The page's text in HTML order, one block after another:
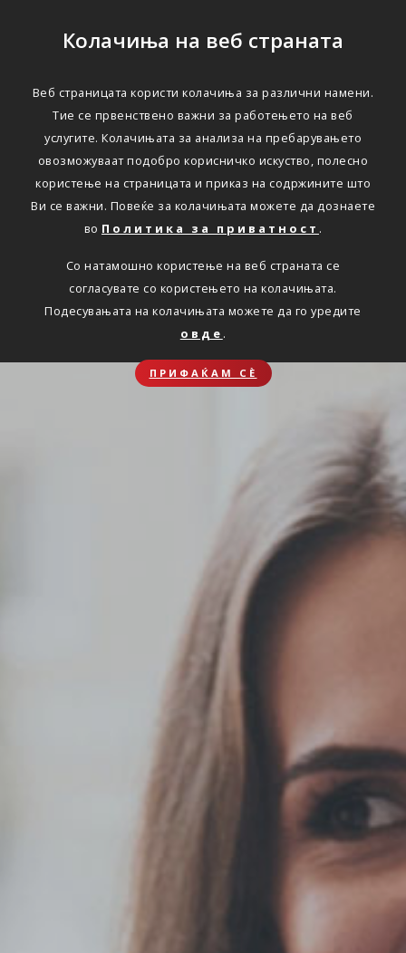
Колачиња на веб страната
Веб страницата користи колачиња за различни намени.
Тие се првенствено важни за работењето на веб
услугите. Колачињата за анализа на пребарувањето
овозможуваат подобро корисничко искуство, полесно
користење на страницата и приказ на содржините што
Ви се важни. Повеќе за колачињата можете да дознаете
во Политика за приватност .
Со натамошно користење на веб страната се
согласувате со користењето на колачињата.
Подесувањата на колачињата можете да го уредите
овде .
ПРИФАЌАМ СЀ